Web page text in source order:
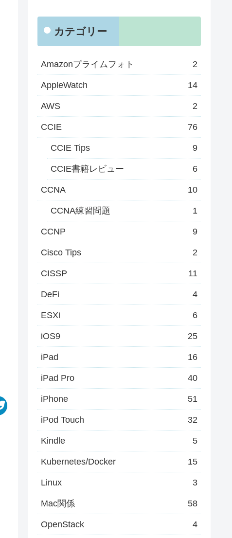
カテゴリー
Amazonプライムフォト 2
AppleWatch 14
AWS 2
CCIE 76
CCIE Tips 9
CCIE書籍レビュー 6
CCNA 10
CCNA練習問題 1
CCNP 9
Cisco Tips 2
CISSP 11
DeFi 4
ESXi 6
iOS9 25
iPad 16
iPad Pro 40
iPhone 51
iPod Touch 32
Kindle 5
Kubernetes/Docker 15
Linux 3
Mac関係 58
OpenStack 4